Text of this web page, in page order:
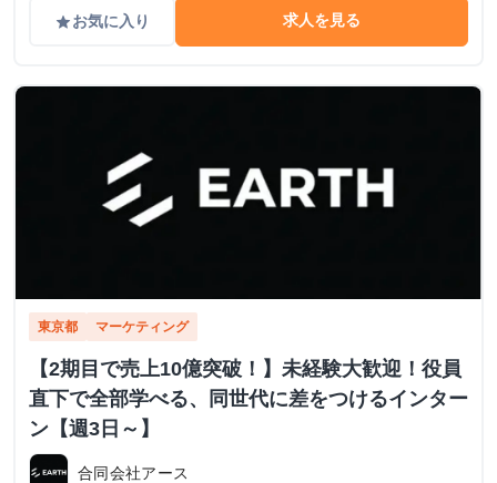
gradeお気に入り 求人を見る
東京都 マーケティング
【2期目で売上10億突破！】未経験大歓迎！役員
直下で全部学べる、同世代に差をつけるインター
ン【週3日～】
合同会社アース